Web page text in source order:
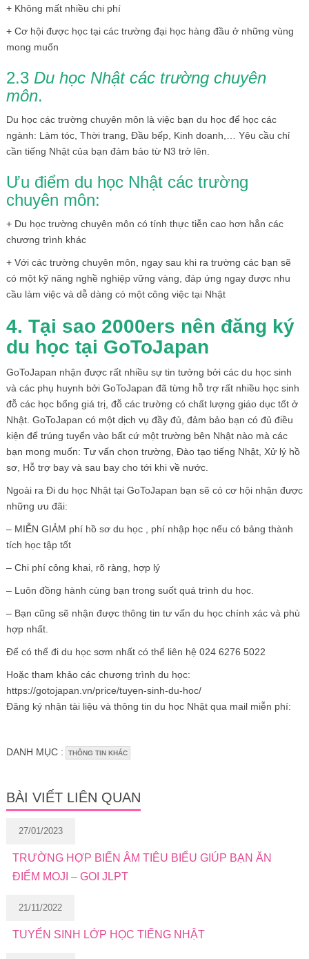
+ Không mất nhiều chi phí
+ Cơ hội được học tại các trường đại học hàng đầu ở những vùng
mong muốn
2.3 Du học Nhật các trường chuyên
môn.
Du học các trường chuyên môn là việc bạn du học để học các
ngành: Làm tóc, Thời trang, Đầu bếp, Kinh doanh,… Yêu cầu chỉ
cần tiếng Nhật của bạn đảm bảo từ N3 trở lên.
Ưu điểm du học Nhật các trường
chuyên môn:
+ Du học trường chuyên môn có tính thực tiễn cao hơn hẳn các
chương trình khác
+ Với các trường chuyên môn, ngay sau khi ra trường các bạn sẽ
có một kỹ năng nghề nghiệp vững vàng, đáp ứng ngay được nhu
cầu làm việc và dễ dàng có một công việc tại Nhật
4. Tại sao 2000ers nên đăng ký
du học tại GoToJapan
GoToJapan nhận được rất nhiều sự tin tưởng bởi các du học sinh
và các phụ huynh bởi GoToJapan đã từng hỗ trợ rất nhiều học sinh
đỗ các học bổng giá trị, đỗ các trường có chất lượng giáo dục tốt ở
Nhật. GoToJapan có một dịch vụ đầy đủ, đảm bảo bạn có đủ điều
kiện để trúng tuyển vào bất cứ một trường bên Nhật nào mà các
bạn mong muốn: Tư vấn chọn trường, Đào tạo tiếng Nhật, Xử lý hồ
sơ, Hỗ trợ bay và sau bay cho tới khi về nước.
Ngoài ra Đi du học Nhật tại GoToJapan bạn sẽ có cơ hội nhận được
những ưu đãi:
– MIỄN GIẢM phí hồ sơ du học , phí nhập học nếu có bảng thành
tích học tập tốt
– Chi phí công khai, rõ ràng, hợp lý
– Luôn đồng hành cùng bạn trong suốt quá trình du học.
– Bạn cũng sẽ nhận được thông tin tư vấn du học chính xác và phù
hợp nhất.
Để có thể đi du học sơm nhất có thể liên hệ 024 6276 5022
Hoặc tham khảo các chương trình du học:
https://gotojapan.vn/price/tuyen-sinh-du-hoc/
Đăng ký nhận tài liệu và thông tin du học Nhật qua mail miễn phí:
DANH MỤC : THÔNG TIN KHÁC
BÀI VIẾT LIÊN QUAN
27/01/2023
TRƯỜNG HỢP BIẾN ÂM TIÊU BIỂU GIÚP BẠN ĂN
ĐIỂM MOJI – GOI JLPT
21/11/2022
TUYỂN SINH LỚP HỌC TIẾNG NHẬT